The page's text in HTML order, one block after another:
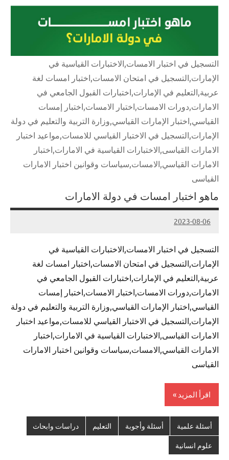
التسجيل في اختبار الامسات,الاختبارات القياسية في
الإمارات,التسجيل في امتحان الامسات,اختبار امسات لغة
عربية,التعليم في الإمارات,اختبارات القبول الجامعي في
الامارات,دورات الامسات,اختبار الامسات,اختبار إمسات
القياسي,اختبار الإمارات القياسي,وزارة التربية والتعليم في دولة
الإمارات,التسجيل في الاختبار القياسي للامسات,مواعيد اختبار
الامارات القياسى,الاختبارات القياسية في الامارات,اختبار
الامارات القياسي,الامسات,سياسات وقوانين اختبار الامارات
القياسى
ماهو اختبار امسات في دولة الامارات
2023-08-06
Admin
التسجيل في اختبار الامسات,الاختبارات القياسية في
الإمارات,التسجيل في امتحان الامسات,اختبار امسات لغة
عربية,التعليم في الإمارات,اختبارات القبول الجامعي في
الامارات,دورات الامسات,اختبار الامسات,اختبار إمسات
القياسي,اختبار الإمارات القياسي,وزارة التربية والتعليم في دولة
الإمارات,التسجيل في الاختبار القياسي للامسات,مواعيد اختبار
الامارات القياسى,الاختبارات القياسية في الامارات,اختبار
الامارات القياسي,الامسات,سياسات وقوانين اختبار الامارات
القياسى
اقرأ المزيد
أسئلة علمية أسئلة وأجوبة التعليم دراسات وابحاث
علوم انسانية